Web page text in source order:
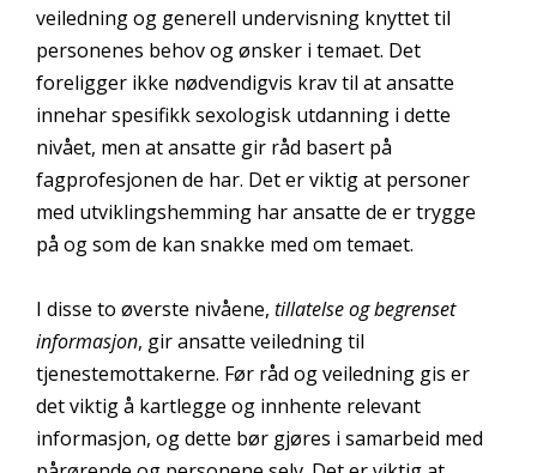
veiledning og generell undervisning knyttet til
personenes behov og ønsker i temaet. Det
foreligger ikke nødvendigvis krav til at ansatte
innehar spesifikk sexologisk utdanning i dette
nivået, men at ansatte gir råd basert på
fagprofesjonen de har. Det er viktig at personer
med utviklingshemming har ansatte de er trygge
på og som de kan snakke med om temaet.
I disse to øverste nivåene, tillatelse og begrenset
informasjon, gir ansatte veiledning til
tjenestemottakerne. Før råd og veiledning gis er
det viktig å kartlegge og innhente relevant
informasjon, og dette bør gjøres i samarbeid med